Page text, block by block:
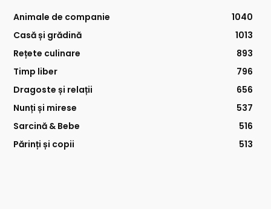
Animale de companie
1040
Casă și grădină
1013
Rețete culinare
893
Timp liber
796
Dragoste și relații
656
Nunți și mirese
537
Sarcină & Bebe
516
Părinți și copii
513